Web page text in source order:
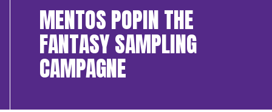
MENTOS POPIN THE
FANTASY SAMPLING
CAMPAGNE